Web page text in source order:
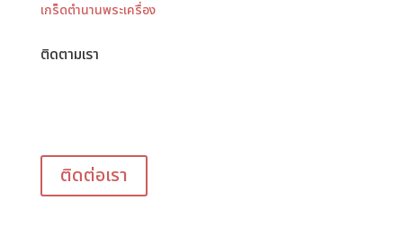
เกร็ดตำนานพระเครื่อง
ติดตามเรา
ติดต่อเรา